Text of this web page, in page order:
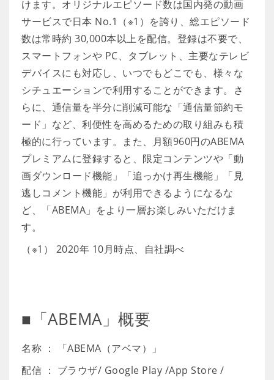
けます。オリジナルエピソード数は国内発の動画
サービスで日本 No.1（※1）を誇り、総エピソード
数は常時約 30,000本以上を配信。登録は不要で、
スマートフォンや PC、タブレット、主要なテレビ
デバイスにも対応し、いつでもどこでも、様々な
シチュエーションで利用することができます。さ
らに、通信量を半分に削減可能な「通信量節約モ
ード」など、利便性を高めるための取り組みも積
極的に行っています。また、月額960円のABEMA
プレミアムに登録すると、限定コンテンツや「動
画ダウンロード機能」「追っかけ再生機能」「見
逃しコメント機能」が利用できるようになるな
ど、「ABEMA」をより一層お楽しみいただけま
す。
（※1） 2020年 10月時点、自社調べ
■「ABEMA」概要
名称 ： 「ABEMA（アベマ）」
配信 ： ブラウザ/ Google Play /App Store /